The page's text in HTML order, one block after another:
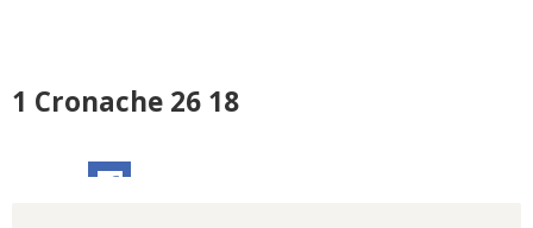
1 Cronache 26 18